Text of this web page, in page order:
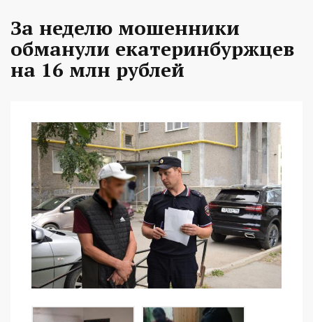
За неделю мошенники
обманули екатеринбуржцев
на 16 млн рублей